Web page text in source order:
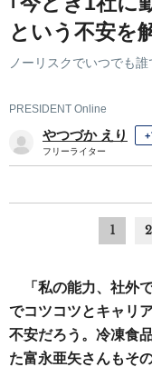
という不安を
ノーリスクでいつでも誰
PRESIDENT Online
やつづか えり +
フリーライター
1 2
「私の能力、社外
でコツコツとキャリ
不安だろう。冷凍食
た富永亜矢さんもそ